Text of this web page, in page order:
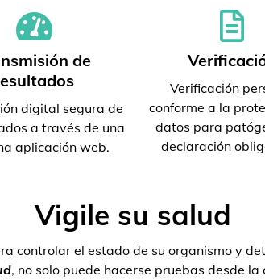
de
digital segura de
a través de una
aplicación web.
Verificación
conforme a la
datos para
declaración
Vigile su salud
controlar el estado de su organismo y
, no solo puede hacerse pruebas desde